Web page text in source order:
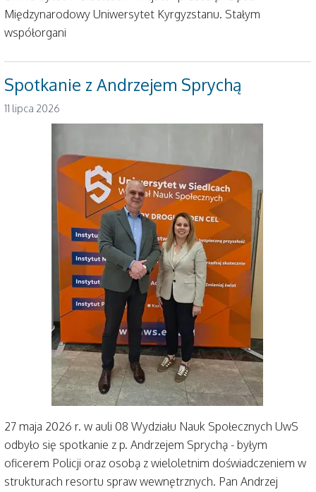
Międzynarodowy Uniwersytet Kyrgyzstanu. Stałym
współorgani
Spotkanie z Andrzejem Sprychą
11 lipca 2026
27 maja 2026 r. w auli 08 Wydziału Nauk Społecznych UwS
odbyło się spotkanie z p. Andrzejem Sprychą - byłym
oficerem Policji oraz osobą z wieloletnim doświadczeniem w
strukturach resortu spraw wewnętrznych. Pan Andrzej